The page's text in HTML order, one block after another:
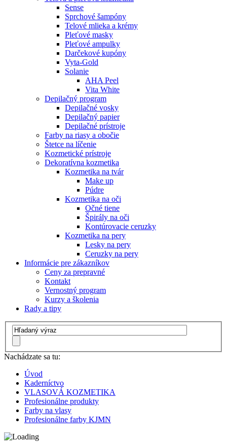
Sense
Sprchové šampóny
Telové mlieka a krémy
Pleťové masky
Pleťové ampulky
Darčekové kupóny
Vyta-Gold
Solanie
AHA Peel
Vita White
Depilačný program
Depilačné vosky
Depilačný papier
Depilačné prístroje
Farby na riasy a obočie
Štetce na líčenie
Kozmetické prístroje
Dekoratívna kozmetika
Kozmetika na tvár
Make up
Púdre
Kozmetika na oči
Očné tiene
Špirály na oči
Kontúrovacie ceruzky
Kozmetika na pery
Lesky na pery
Ceruzky na pery
Informácie pre zákazníkov
Ceny za prepravné
Kontakt
Vernostný program
Kurzy a školenia
Rady a tipy
Nachádzate sa tu:
Úvod
Kaderníctvo
VLASOVÁ KOZMETIKA
Profesionálne produkty
Farby na vlasy
Profesionálne farby KJMN